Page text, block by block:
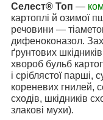
Селест® Топ —
картоплі й озимої
речовини —
дифеноконазол.
ґрунтових
хвороб бульб
і сріблястої
кореневих гнилей,
сходів, шкідників
злакові мухи).